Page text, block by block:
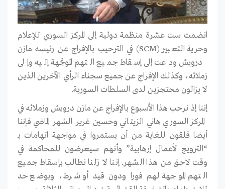
انضمت ست عشرة منظمة دولية إلى المركز السوري للإعلام
وحرية التعبير (SCM) في الترحيب بالإفراج عن رئيسه مازن
درويش ودعت إلى إسقاط جميع التهم الموجَّهة إليه وإلى
زملائه، وكذلك الإفراج عن جميع سجناء الرأي الآخرين الذين
لا يزالون محتجزين لدى السلطات السورية.
إننا إذ نرحب هذا الأسبوع بالإفراج عن مازن درويش وزملائه في
المركز السوري هاني الزيتاني وحسين غرير الشهر الماضي فإننا
أيضا قلقون للغاية من أن يستمروا في مواجهة اتهامات بـ
“الترويج لأعمال إرهابية” وأنهم سيعرضون للمحاكمة في
وقت لاحق من هذا الشهر. إننا لا زلنا نطالب بإسقاط جميع
التهم الموجهة لهم فورا ودون قيد أو شرط، وبوضع حد